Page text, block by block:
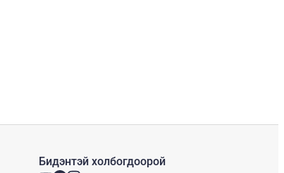
Бидэнтэй холбогдоорой